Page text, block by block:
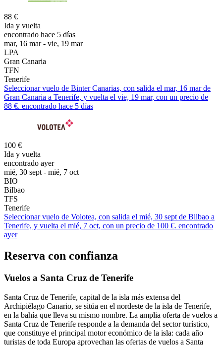
88 €
Ida y vuelta
encontrado hace 5 días
mar, 16 mar - vie, 19 mar
LPA
Gran Canaria
TFN
Tenerife
Seleccionar vuelo de Binter Canarias, con salida el mar, 16 mar de
Gran Canaria a Tenerife, y vuelta el vie, 19 mar, con un precio de
88 €. encontrado hace 5 días
100 €
Ida y vuelta
encontrado ayer
mié, 30 sept - mié, 7 oct
BIO
Bilbao
TFS
Tenerife
Seleccionar vuelo de Volotea, con salida el mié, 30 sept de Bilbao a
Tenerife, y vuelta el mié, 7 oct, con un precio de 100 €. encontrado
ayer
Reserva con confianza
Vuelos a Santa Cruz de Tenerife
Santa Cruz de Tenerife, capital de la isla más extensa del
Archipiélago Canario, se sitúa en el nordeste de la isla de Tenerife,
en la bahía que lleva su mismo nombre. La amplia oferta de vuelos a
Santa Cruz de Tenerife responde a la demanda del sector turístico,
que constituye el principal motor económico de la isla: cada año
turistas de toda Europa aprovechan las ofertas de vuelos a Santa